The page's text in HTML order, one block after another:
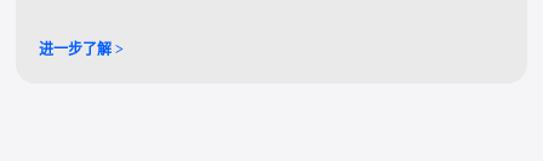
进一步了解 >